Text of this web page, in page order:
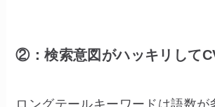
②：検索意図がハッキリして